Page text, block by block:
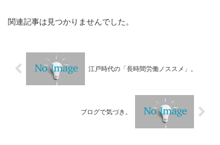
関連記事は見つかりませんでした。
江戸時代の「長時間労働ノススメ」。
ブログで気づき。